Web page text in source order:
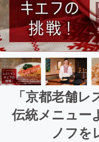
「京都老舗
伝統メニュー
ノフを